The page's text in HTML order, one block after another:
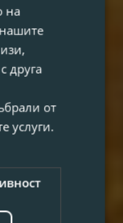
на
друга
от
услуги.